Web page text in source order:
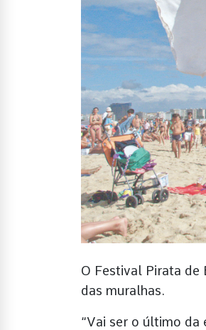
O Festival Pirata de
das muralhas.
“Vai ser o último da